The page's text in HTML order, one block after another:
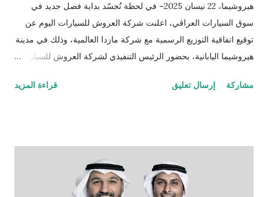
هيروشيما، 22 نيسان 2025– في لحظة تُجسّد بداية فصل جديد في
سوق السيارات العراقي، اعلنت شركة العروش للسيارات اليوم عن
توقيع اتفاقية التوزيع الرسمية مع شركة مازدا العالمية، وذلك في مدينة
هيروشيما اليابانية، بحضور الرئيس التنفيذي لشركة العروش للسيارات
للمبيعات والتسويق العالمي لشركة مازدا. وبموجب هذه الشراكة،
والاعتمادية، والمصمّمة خصيصاً لتناسب أجواء واحتياجات الشرق
الأوسط. تبدأ المرحلة الأولى بإطلاق مركزين متكاملين يشملان مبيعات
وخدمات ما بعد البيع وقطع الغيار في بغداد والسليمانية، كخطوة أولى
مشاركة إرسال تعليق قراءة المزيد